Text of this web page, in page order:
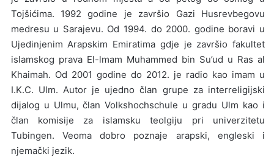
Tojšićima. 1992 godine je završio Gazi Husrevbegovu
medresu u Sarajevu. Od 1994. do 2000. godine boravi u
Ujedinjenim Arapskim Emiratima gdje je završio fakultet
islamskog prava El-lmam Muhammed bin Su’ud u Ras al
Khaimah. Od 2001 godine do 2012. je radio kao imam u
I.K.C. Ulm. Autor je ujedno član grupe za interreligijski
dijalog u Ulmu, član Volkshochschule u gradu Ulm kao i
član komisije za islamsku teolgiju pri univerzitetu
Tubingen. Veoma dobro poznaje arapski, engleski i
njemački jezik.